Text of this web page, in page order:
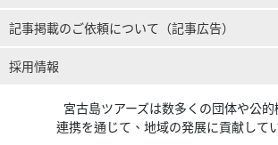
記事掲載のご依頼について（記事広告）
採用情報
宮古島ツアーズは数多くの団体や公
連携を通じて、地域の発展に貢献して